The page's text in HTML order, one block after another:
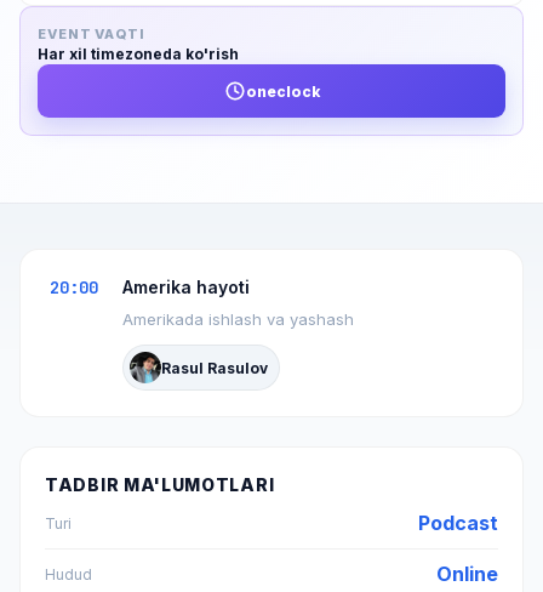
EVENT VAQTI
Har xil timezoneda ko'rish
oneclock
20:00 Amerika hayoti
Amerikada ishlash va yashash
Rasul Rasulov
TADBIR MA'LUMOTLARI
Turi Podcast
Hudud Online